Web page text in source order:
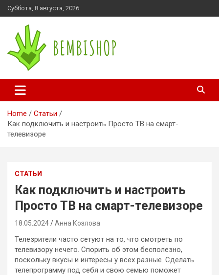
Skip
to
Суббота, 8 августа, 2026
bembishop.com.ua
Home
Статьи
Как подключить и настроить Просто ТВ на смарт-
телевизоре
СТАТЬИ
Как подключить и настроить
Просто ТВ на смарт-телевизоре
18.05.2024 Анна Козлова
Телезрители часто сетуют на то, что смотреть по
телевизору нечего. Спорить об этом бесполезно,
поскольку вкусы и интересы у всех разные. Сделать
телепрограмму под себя и свою семью поможет